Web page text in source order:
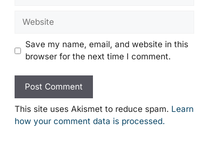
Website
Save my name, email, and website in this
browser for the next time I comment.
This site uses Akismet to reduce spam. Learn
how your comment data is processed.